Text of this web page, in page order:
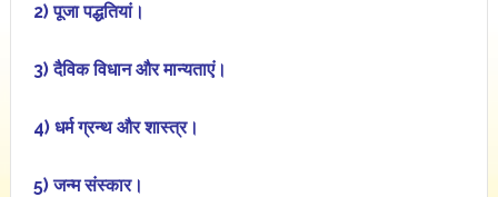
2) पूजा पद्धतियां।
3) दैविक विधान और मान्यताएं।
4) धर्म ग्रन्थ और शास्त्र।
5) जन्म संस्कार।